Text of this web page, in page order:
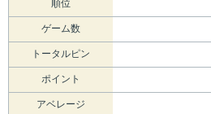
順位
ゲーム数
トータルピン
ポイント
アベレージ